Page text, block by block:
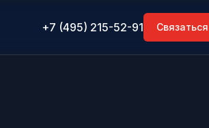
+7 (495) 215-52-91 Связаться